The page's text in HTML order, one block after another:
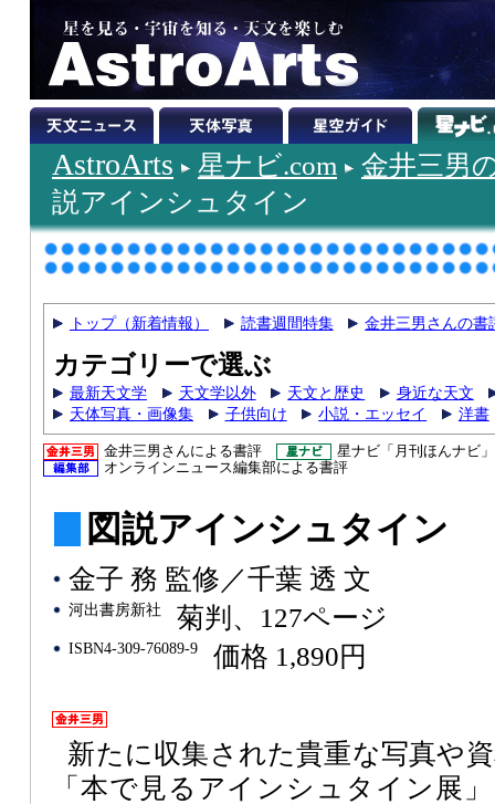
AstroArts 星ナビ.com
金井三男
説アインシュタイン
トップ（新着情報） 読書週間特集 金井三男さんの書
カテゴリーで選ぶ
最新天文学 天文学以外 天文と歴史
身近な天文
天体写真・画像集
子供向け 小説・エッセイ 洋書
金井三男さんによる書評
星ナビ「月刊ほんナビ
オンラインニュース編集部による書評
図説アインシュタイン
金子 務 監修／千葉 透 文
河出書房新社 菊判、127ページ
ISBN4-309-76089-9 価格 1,890円
新たに収集された貴重な写真や
「本で見るアインシュタイン展